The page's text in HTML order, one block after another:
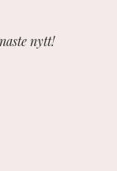
nytt!